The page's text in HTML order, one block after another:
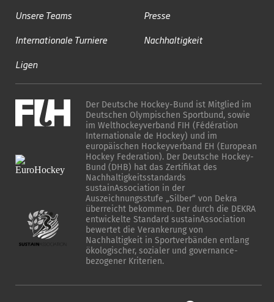
Unsere Teams
Internationale Turniere
Ligen
Presse
Nachhaltigkeit
Der Deutsche Hockey-Bund ist Mitglied im
Deutschen Olympischen Sportbund, sowie
im Welthockeyverband FIH (Fédération
Internationale de Hockey) und im
europäischen Hockeyverband EH (European
Hockey Federation). Der Deutsche Hockey-
Bund (DHB) hat das Zertifikat des
Nachhaltigkeitsstandards
sustainAssociation in der
Auszeichnungsstufe „Silber“ von Dekra
überreicht bekommen. Der durch die DEKRA
entwickelte Standard sustainAssociation
bewertet die Verankerung von
Nachhaltigkeit in Sportverbänden entlang
ökologischer, sozialer und governance-
bezogener Kriterien.